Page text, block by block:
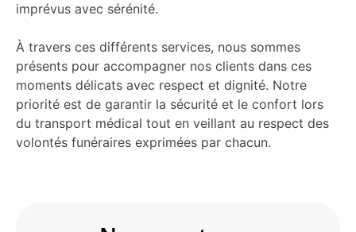
imprévus avec sérénité.
À travers ces différents services, nous sommes
présents pour accompagner nos clients dans ces
moments délicats avec respect et dignité. Notre
priorité est de garantir la sécurité et le confort lors
du transport médical tout en veillant au respect des
volontés funéraires exprimées par chacun.